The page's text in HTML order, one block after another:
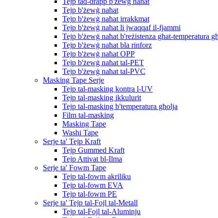
Tejp b'żewġ naħat
Tejp b'żewġ naħat irrakkmat
Tejp b'żewġ naħat li jwaqqaf il-fjammi
Tejp b'żewġ naħat b'reżistenza għat-temperatura
Tejp b'żewġ naħat bla rinforz
Tejp b'żewġ naħat OPP
Tejp b'żewġ naħat tal-PET
Tejp b'żewġ naħat tal-PVC
Masking Tape Serje
Tejp tal-masking kontra l-UV
Tejp tal-masking ikkulurit
Tejp tal-masking b'temperatura għolja
Film tal-masking
Masking Tape
Washi Tape
Serje ta' Tejp Kraft
Tejp Gummed Kraft
Tejp Attivat bl-Ilma
Serje ta' Fowm Tape
Tejp tal-fowm akriliku
Tejp tal-fowm EVA
Tejp tal-fowm PE
Serje ta' Tejp tal-Fojl tal-Metall
Tejp tal-Fojl tal-Aluminju